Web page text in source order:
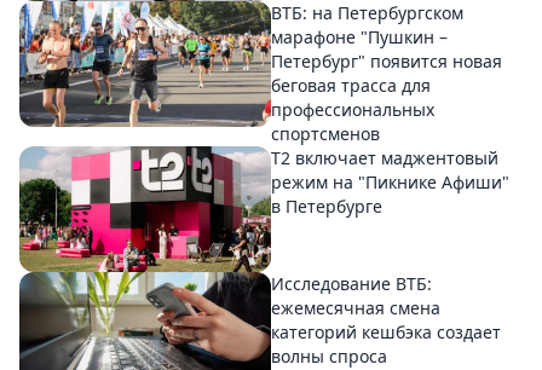
ВТБ: на Петербургском
марафоне "Пушкин –
Петербург" появится новая
беговая трасса для
профессиональных
спортсменов
Т2 включает маджентовый
режим на "Пикнике Афиши"
в Петербурге
Исследование ВТБ:
ежемесячная смена
категорий кешбэка создает
волны спроса